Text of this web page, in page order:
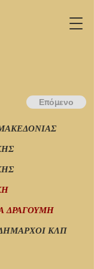
ΔΡΑΓΟΥΜΗ
ΚΛΠ
Επόμενο